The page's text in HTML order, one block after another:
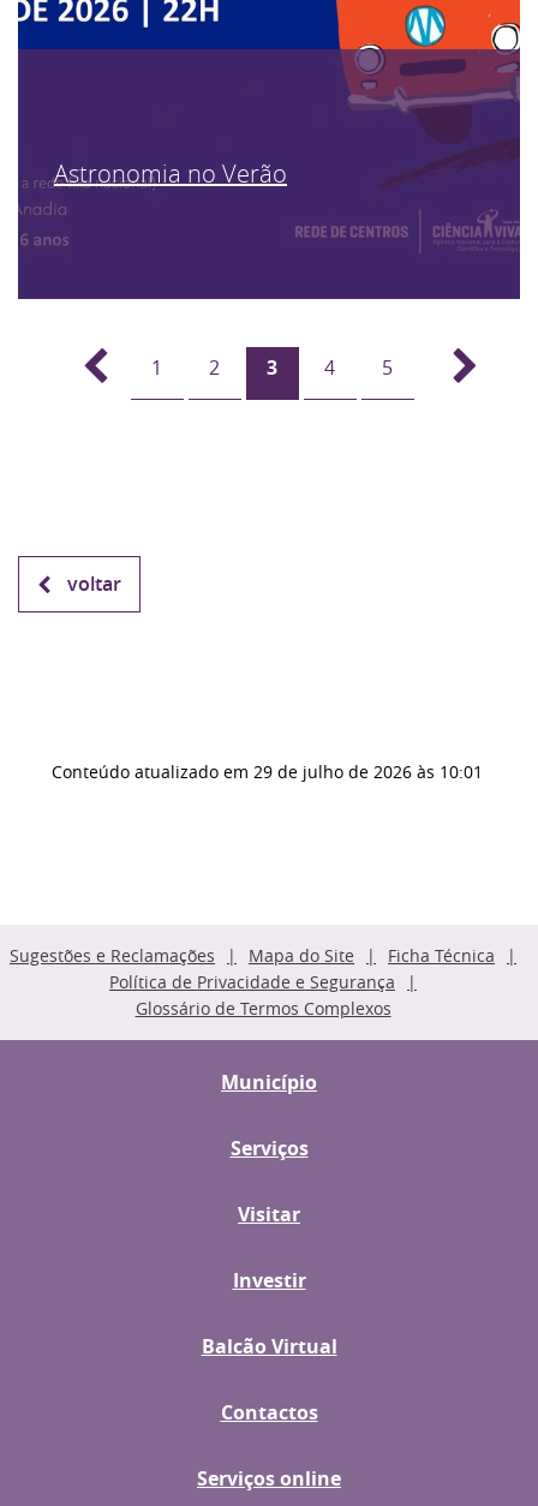
Astronomia no Verão
1 2 3 4 5
voltar
Conteúdo atualizado em 29 de julho de 2026 às 10:01
Sugestões e Reclamações Mapa do Site
Ficha Técnica
Política de Privacidade e Segurança
Glossário de Termos Complexos
Município
Serviços
Visitar
Investir
Balcão Virtual
Contactos
Serviços online